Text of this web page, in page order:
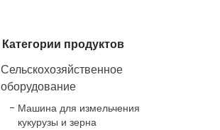
Категории продуктов
Сельскохозяйственное
оборудование
Машина для измельчения
кукурузы и зерна